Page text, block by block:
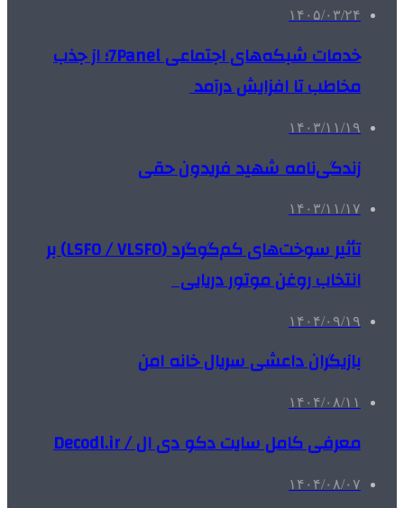
۱۴۰۵/۰۳/۲۴
خدمات شبکه‌های اجتماعی 7Panel؛ از جذب
مخاطب تا افزایش درآمد
۱۴۰۳/۱۱/۱۹
زندگی‌نامه شهید فریدون حقی
۱۴۰۳/۱۱/۱۷
تأثیر سوخت‌های کم‌گوگرد (LSFO / VLSFO) بر
انتخاب روغن موتور دریایی
۱۴۰۴/۰۹/۱۹
بازیگران داعشی سریال خانه امن
۱۴۰۴/۰۸/۱۱
معرفی کامل سایت دکو دی ال / Decodl.ir
۱۴۰۴/۰۸/۰۷